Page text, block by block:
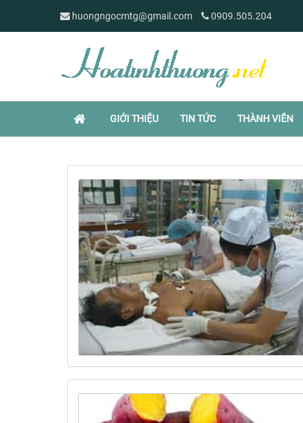
huongngocmtg@gmail.com 0909.505.204
GIỚI THIỆU TIN TỨC THÀNH VIÊN